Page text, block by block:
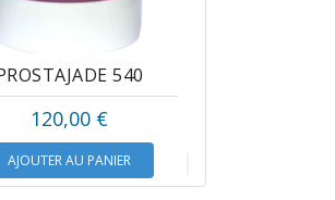
540
120,00 €
AJOUTER AU PANIER